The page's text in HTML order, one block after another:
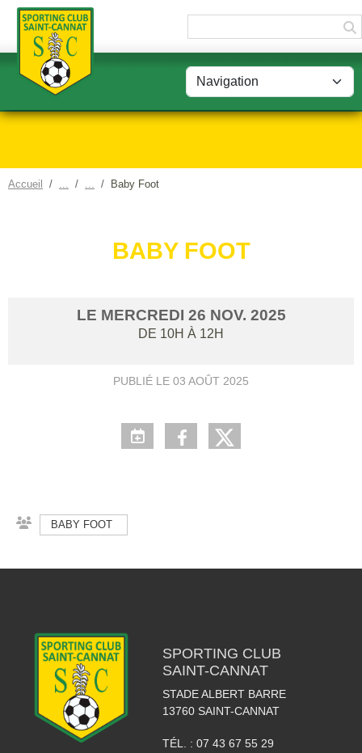
Accueil Baby Foot
BABY FOOT
LE MERCREDI 26 NOV. 2025
DE 10H À 12H
PUBLIÉ LE 03 AOÛT 2025
BABY FOOT
SPORTING CLUB
SAINT-CANNAT
STADE ALBERT BARRE
13760 SAINT-CANNAT
TÉL. : 07 43 67 55 29
Panneau de gestion des cookies